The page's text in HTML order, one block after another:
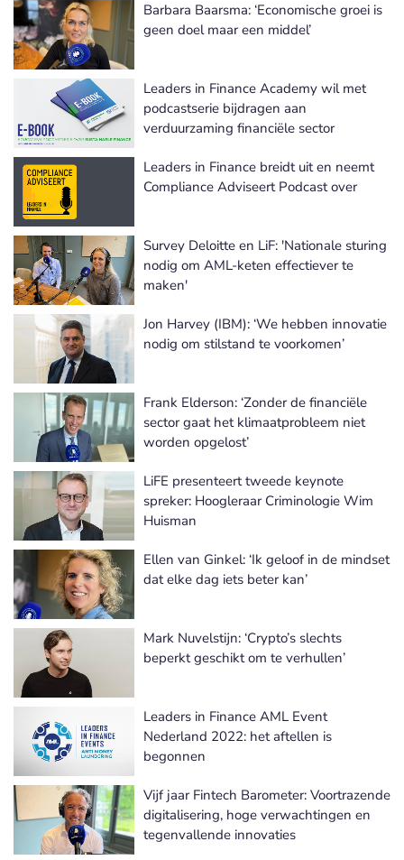
Barbara Baarsma: ‘Economische groei is
geen doel maar een middel’
Leaders in Finance Academy wil met
podcastserie bijdragen aan
verduurzaming financiële sector
Leaders in Finance breidt uit en neemt
Compliance Adviseert Podcast over
Survey Deloitte en LiF: 'Nationale sturing
nodig om AML-keten effectiever te
maken'
Jon Harvey (IBM): ‘We hebben innovatie
nodig om stilstand te voorkomen’
Frank Elderson: ‘Zonder de financiële
sector gaat het klimaatprobleem niet
worden opgelost’
LiFE presenteert tweede keynote
spreker: Hoogleraar Criminologie Wim
Huisman
Ellen van Ginkel: ‘Ik geloof in de mindset
dat elke dag iets beter kan’
Mark Nuvelstijn: ‘Crypto’s slechts
beperkt geschikt om te verhullen’
Leaders in Finance AML Event
Nederland 2022: het aftellen is
begonnen
Vijf jaar Fintech Barometer: Voortrazende
digitalisering, hoge verwachtingen en
tegenvallende innovaties